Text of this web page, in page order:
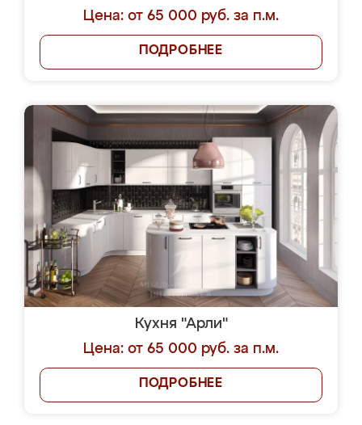
Цена: от 65 000 руб. за п.м.
ПОДРОБНЕЕ
Кухня "Арли"
Цена: от 65 000 руб. за п.м.
ПОДРОБНЕЕ